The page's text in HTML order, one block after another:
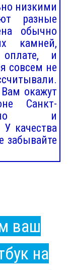
низкими
разные
обычно
камней,
и
совсем не
окажут
Санкт-
и
качества
забывайте
ваш
на